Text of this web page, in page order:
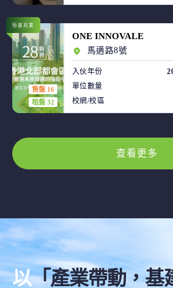
售盤 16
租盤 32
恒基兆業
ONE INNOVALE
馬適路8號
入伙年份
單位數量
校網/校區
查看更多
以「產業帶動，基